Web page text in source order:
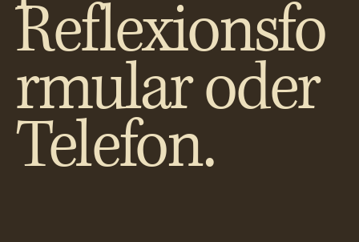
Reflexionsfo
rmular oder
Telefon.